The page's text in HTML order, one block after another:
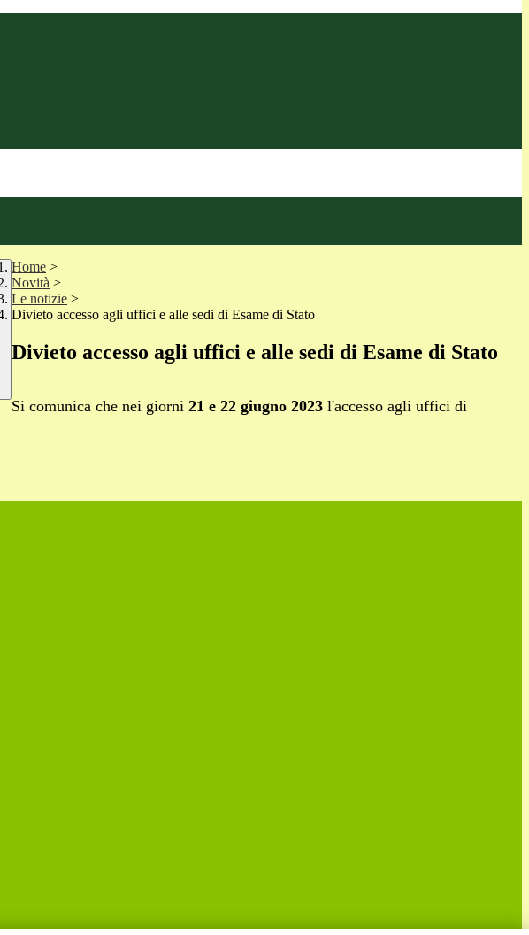
Home >
Novità >
Le notizie >
Divieto accesso agli uffici e alle sedi di Esame di Stato
Divieto accesso agli uffici e alle sedi di Esame di Stato
Si comunica che nei giorni 21 e 22 giugno 2023 l'accesso agli uffici di